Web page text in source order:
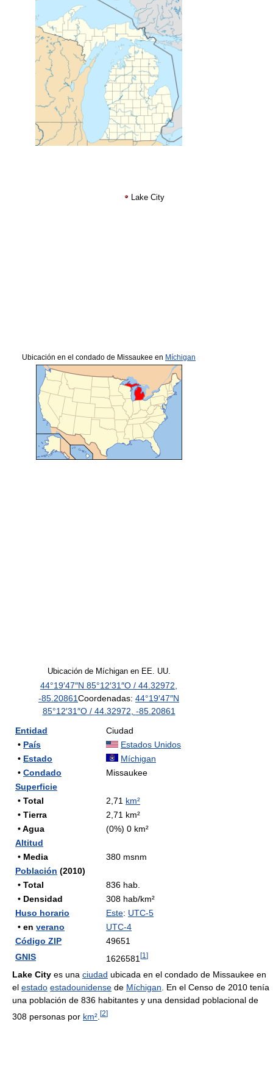
Lake City
Ubicación en el condado de Missaukee en Míchigan
Ubicación de Míchigan en EE. UU.
44°19′47″N 85°12′31″O / 44.32972
-85.20861Coordenadas: 44°19′47″N
85°12′31″O/ 44.32972 -85.20861
Entidad
Ciudad
• País
Estados Unidos
• Estado
Míchigan
• Condado
Missaukee
Superficie
• Total
2,71 km²
• Tierra
2,71 km²
• Agua
(0%) 0 km²
Altitud
• Media
380 msnm
Población (2010)
• Total
836 hab.
• Densidad
308 hab/km²
Huso horario
Este: UTC-5
• en verano
UTC-4
Código ZIP
49651
GNIS
1626581 [1 ]
Lake City es una ciudad ubicada en el condado de Missaukee en
el estado estadounidense de Míchigan . En el Censo de 2010 tenía
una población de 836 habitantes y una densidad poblacional de
308 personas por km² [2]